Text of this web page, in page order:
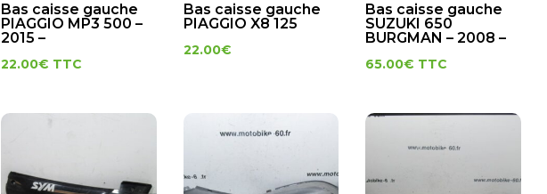
Bas caisse gauche
PIAGGIO MP3 500 –
2015 –
22.00€ TTC
Bas caisse gauche
PIAGGIO X8 125
22.00€
Bas caisse gauche
SUZUKI 650
BURGMAN – 2008 –
65.00€ TTC